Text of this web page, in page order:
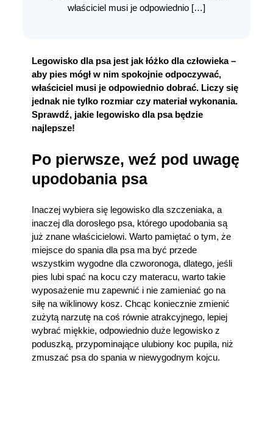
właściciel musi je odpowiednio […]
Legowisko dla psa jest jak łóżko dla człowieka –
aby pies mógł w nim spokojnie odpoczywać,
właściciel musi je odpowiednio dobrać. Liczy się
jednak nie tylko rozmiar czy materiał wykonania.
Sprawdź, jakie legowisko dla psa będzie
najlepsze!
Po pierwsze, weź pod uwagę
upodobania psa
Inaczej wybiera się legowisko dla szczeniaka, a
inaczej dla dorosłego psa, którego upodobania są
już znane właścicielowi. Warto pamiętać o tym, że
miejsce do spania dla psa ma być przede
wszystkim wygodne dla czworonoga, dlatego, jeśli
pies lubi spać na kocu czy materacu, warto takie
wyposażenie mu zapewnić i nie zamieniać go na
siłę na wiklinowy kosz. Chcąc koniecznie zmienić
zużytą narzutę na coś równie atrakcyjnego, lepiej
wybrać miękkie, odpowiednio duże legowisko z
poduszką, przypominające ulubiony koc pupila, niż
zmuszać psa do spania w niewygodnym kojcu.